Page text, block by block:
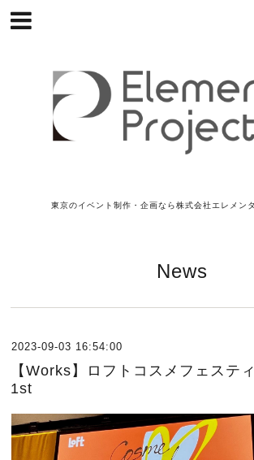
東京のイベント制作・企画なら株式会社エレメン
News
2023-09-03 16:54:00
【Works】ロフトコスメフェステ
1st